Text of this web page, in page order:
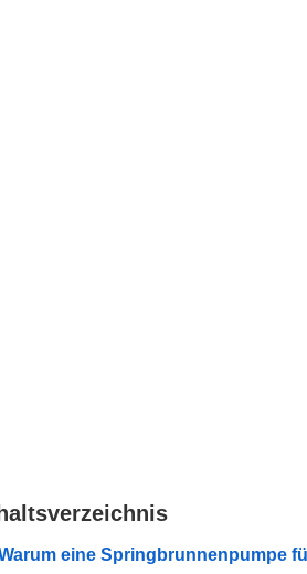
eine Springbrunnenpumpe